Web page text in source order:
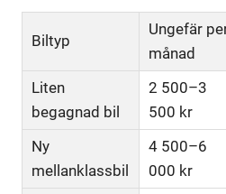
Biltyp
Ungefär
månad
Liten
begagnad bil
2 500–3
500 kr
Ny
mellanklassbil
4 500–6
000 kr